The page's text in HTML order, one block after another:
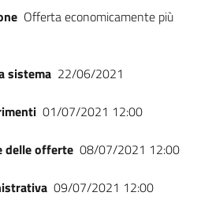
Offerta economicamente più
sistema 22/06/2021
01/07/2021 12:00
delle offerte 08/07/2021 12:00
09/07/2021 12:00